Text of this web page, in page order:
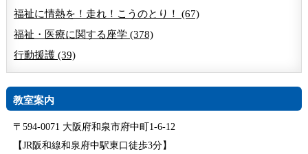
福祉に情熱を！走れ！こうのとり！ (67)
福祉・医療に関する座学 (378)
行動援護 (39)
教室案内
〒594-0071 大阪府和泉市府中町1-6-12
【JR阪和線和泉府中駅東口徒歩3分】